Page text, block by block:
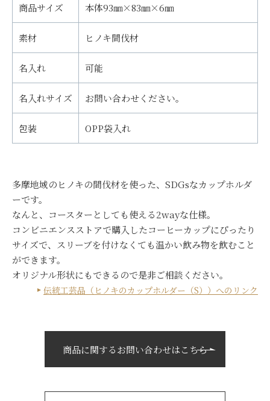
商品サイズ 本体93㎜×83㎜×6㎜
素材 ヒノキ間伐材
名入れ 可能
名入れサイズ お問い合わせください。
包装 OPP袋入れ
多摩地域のヒノキの間伐材を使った、SDGsなカップホルダ
ーです。
なんと、コースターとしても使える2wayな仕様。
コンビニエンスストアで購入したコーヒーカップにぴったり
サイズで、スリーブを付けなくても温かい飲み物を飲むこと
ができます。
オリジナル形状にもできるので是非ご相談ください。
伝統工芸品（ヒノキのカップホルダー（S））へのリンク
商品に関するお問い合わせはこちら